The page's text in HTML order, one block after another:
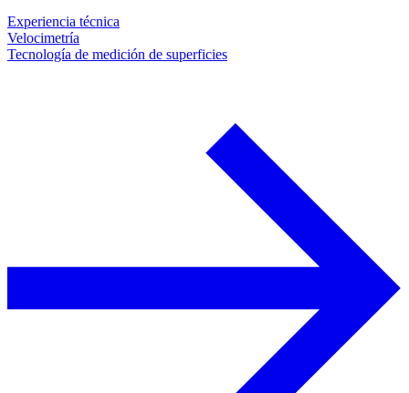
Experiencia técnica
Velocimetría
Tecnología de medición de superficies